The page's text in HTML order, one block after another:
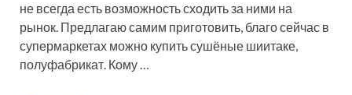
не всегда есть возможность сходить за ними на
рынок. Предлагаю самим приготовить, благо сейчас в
супермаркетах можно купить сушёные шиитаке,
полуфабрикат. Кому …